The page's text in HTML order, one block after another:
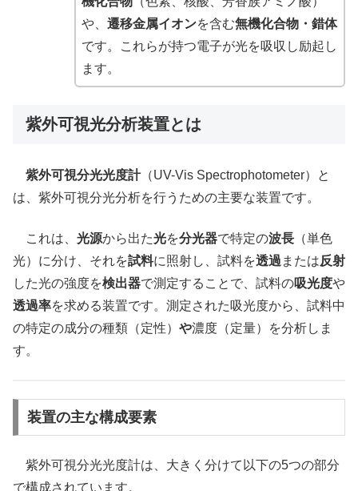
や、 遷移金属イオンを含む無機化合物・錯体
です。これらが持つ電子が光を吸収し励起し
ます。
紫外可視光分析装置とは
紫外可視分光光度計（UV-Vis Spectrophotometer）と
は、紫外可視分光分析を行うための主要な装置です。
これは、 光源から出た光を分光器で特定の波長 （単色
光）に分け、それを試料に照射し、試料を透過 または反射
した光の強度を検出器で測定することで、試料の吸光度や
透過率を求める装置です。測定された吸光度から、試料中
の特定の成分の種類（定性） や濃度（定量）を分析しま
す。
装置の主な構成要素
紫外可視分光光度計は、大きく分けて以下の5つの部分
で構成されています。